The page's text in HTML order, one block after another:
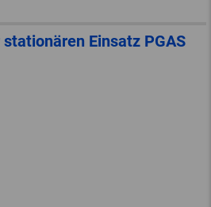
Einsatz PGAS